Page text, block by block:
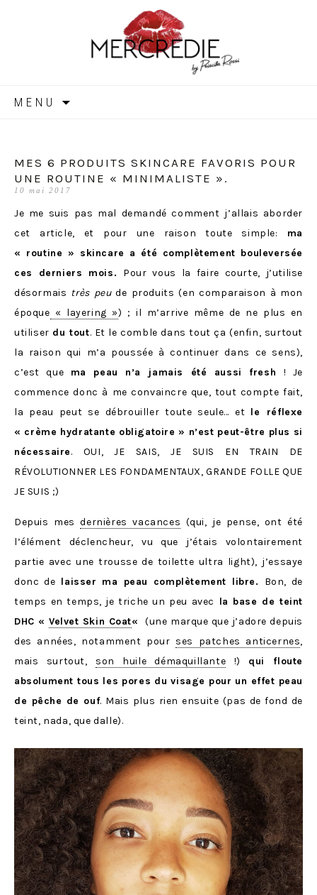
MERCREDIE
MENU
MES 6 PRODUITS SKINCARE FAVORIS POUR
UNE ROUTINE « MINIMALISTE ».
10 mai 2017
Je me suis pas mal demandé comment j’allais aborder
cet article, et pour une raison toute simple: ma
« routine » skincare a été complètement bouleversée
ces derniers mois. Pour vous la faire courte, j’utilise
désormais très peude produits (en comparaison à mon
époque « layering ») ; il m’arrive même de ne plus en
utiliser du tout. Et le comble dans tout ça (enfin, surtout
la raison qui m’a poussée à continuer dans ce sens),
c’est que ma peau n’a jamais été aussi fresh ! Je
commence donc à me convaincre que, tout compte fait,
la peau peut se débrouiller toute seule… et le réflexe
« crème hydratante obligatoire » n’est peut-être plus si
nécessaire. OUI, JE SAIS, JE SUIS EN TRAIN DE
RÉVOLUTIONNER LES FONDAMENTAUX, GRANDE FOLLE QUE
JE SUIS ;)
Depuis mesdernières vacances (qui, je pense, ont été
l’élément déclencheur, vu que j’étais volontairement
partie avec une trousse de toilette ultra light), j’essaye
donc de laisser ma peau complètement libre. Bon, de
temps en temps, je triche un peu avec la base de teint
DHC « Velvet Skin Coat«
(une marque que j’adore depuis
des années, notamment pour ses patches anticernes,
mais surtout, son huile démaquillante !) qui floute
absolument tous les pores du visage pour un effet peau
de pêche de ouf. Mais plus rien ensuite (pas de fond de
teint, nada, que dalle).